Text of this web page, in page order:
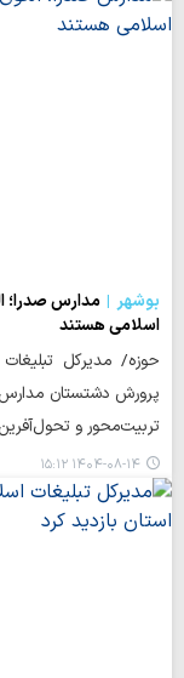
بوشهر
مدارس صدرا؛
اسلامی هستند
حوزه/ مدیرکل
پرورش دشتستان مدارس
تربیت‌محور و
۱۴۰۴-۰۸-۱۴ ۱۵:۱۲